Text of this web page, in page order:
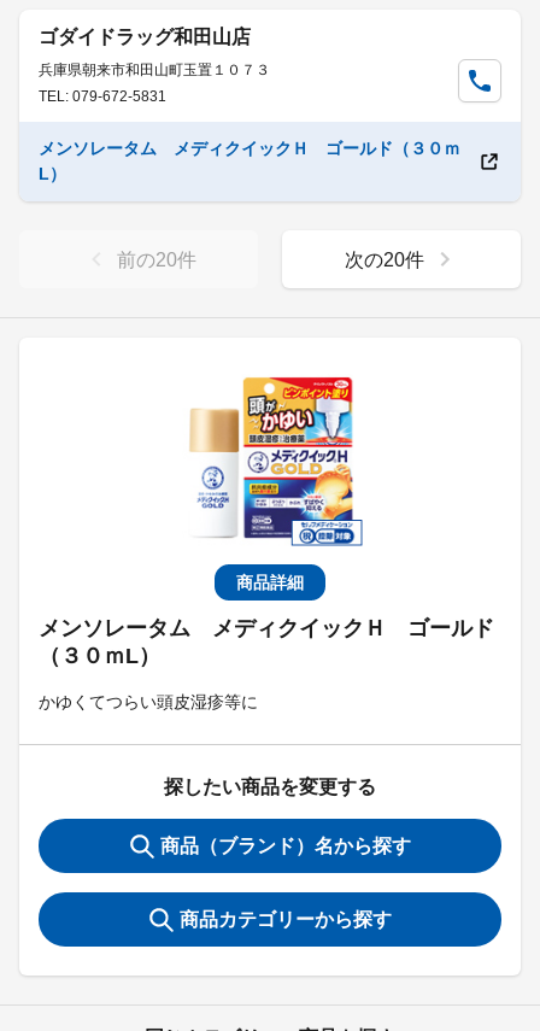
商品詳細
メンソレータム メディクイックＨ ゴールド
（３０ｍL）
かゆくてつらい頭皮湿疹等に
探したい商品を変更する
商品（ブランド）名から探す
商品カテゴリーから探す
ゴダイドラッグ和田山店
兵庫県朝来市和田山町玉置１０７３
TEL: 079-672-5831
メンソレータム メディクイックＨ ゴールド（３０ｍ
L）
前の20件 次の20件